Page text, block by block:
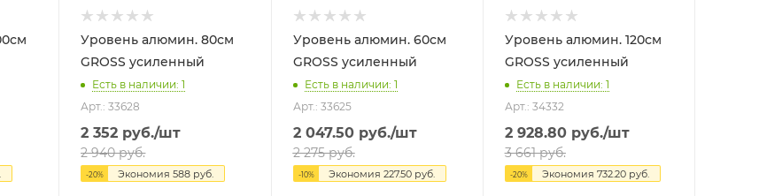
Уровень алюмин. 80см
GROSS усиленный
Есть в наличии: 1
Арт.: 33628
2 352 руб./шт
2 940руб.
-20% Экономия588 руб.
Уровень алюмин. 60см
GROSS усиленный
Есть в наличии: 1
Арт.: 33625
2 047.50руб./шт
2 275руб.
-10% Экономия 227.50руб.
Уровень алюмин. 120см
GROSS усиленный
Есть в наличии: 1
Арт.: 34332
2 928.80руб./шт
3 661руб.
-20% Экономия 732.20руб.